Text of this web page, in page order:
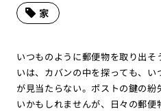
家
いつものように郵便物を取り出
いは、カバンの中を探っても、
が見当たらない。ポストの鍵の
いかもしれませんが、日々の郵